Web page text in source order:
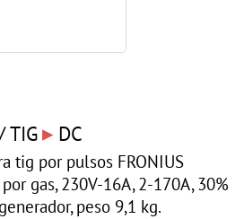
TIG▸ DC
tig por pulsos FRONIUS
gas, 230V-16A, 2-170A, 30%
peso 9,1 kg.